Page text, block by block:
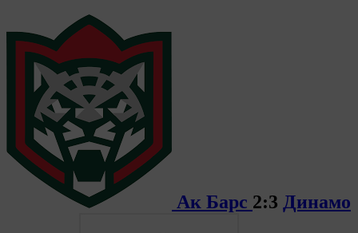
Ак Барс 2:3 Динамо